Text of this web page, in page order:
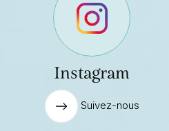
Instagram
Suivez-nous